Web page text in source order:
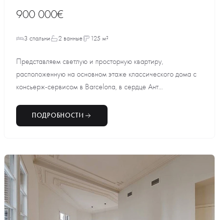
900 000€
3 спальни 2 ванные 125 м²
Представляем светлую и просторную квартиру,
расположенную на основном этаже классического дома с
консьерж-сервисом в Barcelona, в сердце Ант...
ПОДРОБНОСТИ